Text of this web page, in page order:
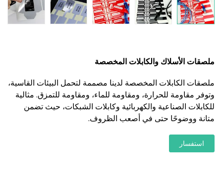
ملصقات الأسلاك والكابلات المخصصة
ملصقات الكابلات المخصصة لدينا مصممة لتحمل البيئات القاسية،
وتوفر مقاومة للحرارة، ومقاومة للماء، ومقاومة للتمزق. مثالية
للكابلات الصناعية والكهربائية وكابلات الشبكات، حيث تضمن
متانة ووضوحًا حتى في أصعب الظروف.
استفسار